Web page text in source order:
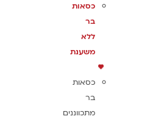
כסאות
בר
ללא
משענת
כסאות
בר
מתכווננים